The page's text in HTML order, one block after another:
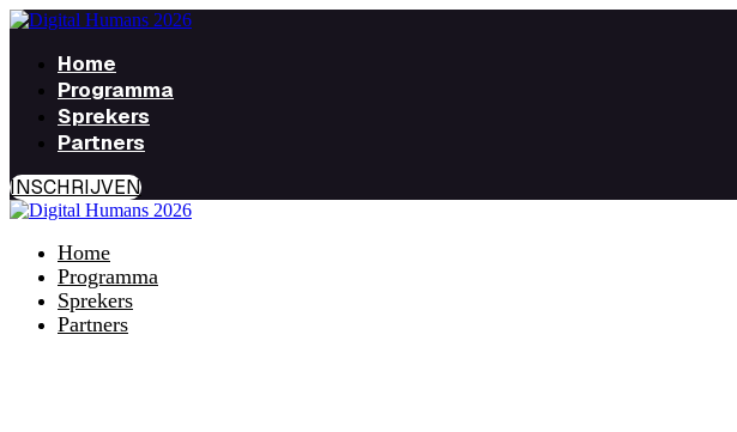
Home
Programma
Sprekers
Partners
INSCHRIJVEN
Home
Programma
Sprekers
Partners